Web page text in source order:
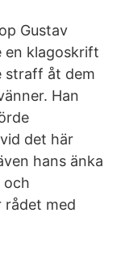
Gustav
en klagoskrift
straff åt dem
Han
det här
hans änka
och
rådet med